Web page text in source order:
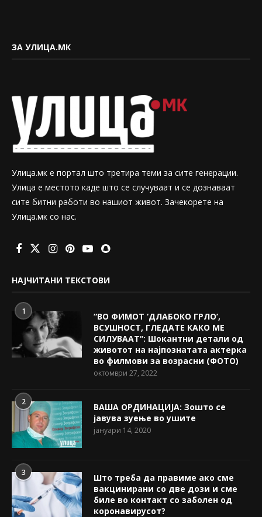
ЗА УЛИЦА.МК
Улица.мк е портал што третира теми за сите генерации.
Улица е местото каде што се случуваат и се дознаваат
сите битни работи во нашиот живот. Зачекорете на
Улица.мк со нас.
НАЈЧИТАНИ ТЕКСТОВИ
1
“ВО ФИМОТ ‘ДЛАБОКО ГРЛО’,
ВСУШНОСТ, ГЛЕДАТЕ КАКО МЕ
СИЛУВААТ“: Шокантни детали од
животот на најпознатата актерка
во филмови за возрасни (ФОТО)
октомври 27, 2022
2
ВАША ОРДИНАЦИЈА: Зошто се
јавува зуење во ушите
јануари 14, 2020
3
Што треба да правиме ако сме
вакцинирани со две дози и сме
биле во контакт со заболен од
коронавирусот?